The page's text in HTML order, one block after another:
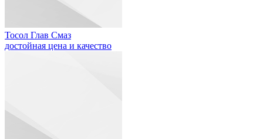
Тосол Глав Смаз
достойная цена и качество